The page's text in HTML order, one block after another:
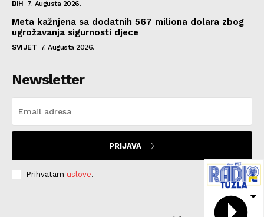
BIH 7. Augusta 2026.
Meta kažnjena sa dodatnih 567 miliona dolara zbog
ugrožavanja sigurnosti djece
SVIJET 7. Augusta 2026.
Newsletter
PRIJAVA
Prihvatam uslove.